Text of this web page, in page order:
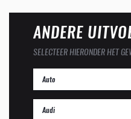
ANDERE
SELECTEER HIERONDER HET